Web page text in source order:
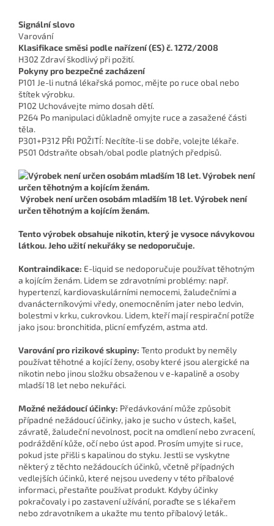
Signální slovo
Varování
Klasifikace směsi podle nařízení (ES) č. 1272/2008
H302 Zdraví škodlivý při požití.
Pokyny pro bezpečné zacházení
P101 Je-li nutná lékařská pomoc, mějte po ruce obal nebo
štítek výrobku.
P102 Uchovávejte mimo dosah dětí.
P264 Po manipulaci důkladně omyjte ruce a zasažené části
těla.
P301+P312 PŘI POŽITÍ: Necítíte-li se dobře, volejte lékaře.
P501 Odstraňte obsah/obal podle platných předpisů.
Výrobek není určen osobám mladším 18 let. Výrobek není
určen těhotným a kojícím ženám.
Tento výrobek obsahuje nikotin, který je vysoce návykovou
látkou. Jeho užití nekuřáky se nedoporučuje.
Kontraindikace: E-liquid se nedoporučuje používat těhotným
a kojícím ženám. Lidem se zdravotními problémy: např.
hypertenzí, kardiovaskulárními nemocemi, žaludečními a
dvanácterníkovými vředy, onemocněním jater nebo ledvin,
bolestmi v krku, cukrovkou. Lidem, kteří mají respirační potíže
jako jsou: bronchitida, plicní emfyzém, astma atd.
Varování pro rizikové skupiny: Tento produkt by neměly
používat těhotné a kojící ženy, osoby které jsou alergické na
nikotin nebo jinou složku obsaženou v e-kapalině a osoby
mladší 18 let nebo nekuřáci.
Možné nežádoucí účinky: Předávkování může způsobit
případné nežádoucí účinky, jako je sucho v ústech, kašel,
závratě, žaludeční nevolnost, pocit na omdlení nebo zvracení,
podráždění kůže, očí nebo úst apod. Prosím umyjte si ruce,
pokud jste přišli s kapalinou do styku. Jestli se vyskytne
některý z těchto nežádoucích účinků, včetně případných
vedlejších účinků, které nejsou uvedeny v této příbalové
informaci, přestaňte používat produkt. Kdyby účinky
pokračovaly i po zastavení užívání, poraďte se s lékařem
nebo zdravotníkem a ukažte mu tento příbalový leták..